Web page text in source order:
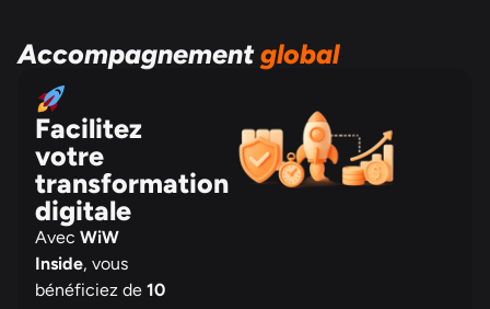
Accompagnementglobal
Facilitez
votre
transformation
digitale
Avec WiW
Inside, vous
bénéficiez de 10